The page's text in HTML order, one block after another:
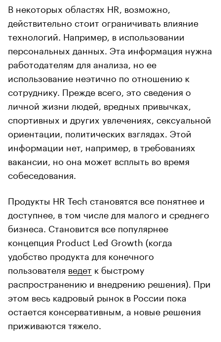
В некоторых областях HR, возможно,
действительно стоит ограничивать влияние
технологий. Например, в использовании
персональных данных. Эта информация нужна
работодателям для анализа, но ее
использование неэтично по отношению к
сотруднику. Прежде всего, это сведения о
личной жизни людей, вредных привычках,
спортивных и других увлечениях, сексуальной
ориентации, политических взглядах. Этой
информации нет, например, в требованиях
вакансии, но она может всплыть во время
собеседования.
Продукты HR Tech становятся все понятнее и
доступнее, в том числе для малого и среднего
бизнеса. Становится все популярнее
концепция Product Led Growth (когда
удобство продукта для конечного
пользователя ведет к быстрому
распространению и внедрению решения). При
этом весь кадровый рынок в России пока
остается консервативным, а новые решения
приживаются тяжело.